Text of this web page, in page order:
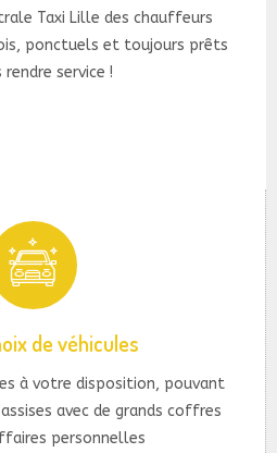
de véhicules
à votre disposition, pouvant
avec de grands coffres
personnelles
Taxi Lille des chauffeurs
ponctuels et toujours prêts
rendre service !